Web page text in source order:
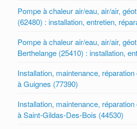
Pompe à chaleur air/eau, air/air,
(62480) : installation, entretien,
Pompe à chaleur air/eau, air/air,
Berthelange (25410) : installation,
Installation, maintenance,
à Guignes (77390)
Installation, maintenance,
à Saint-Gildas-Des-Bois (44530)